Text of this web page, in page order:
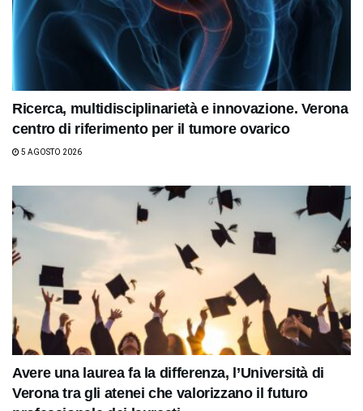
Ricerca, multidisciplinarietà e innovazione. Verona
centro di riferimento per il tumore ovarico
5 AGOSTO 2026
Avere una laurea fa la differenza, l’Università di
Verona tra gli atenei che valorizzano il futuro